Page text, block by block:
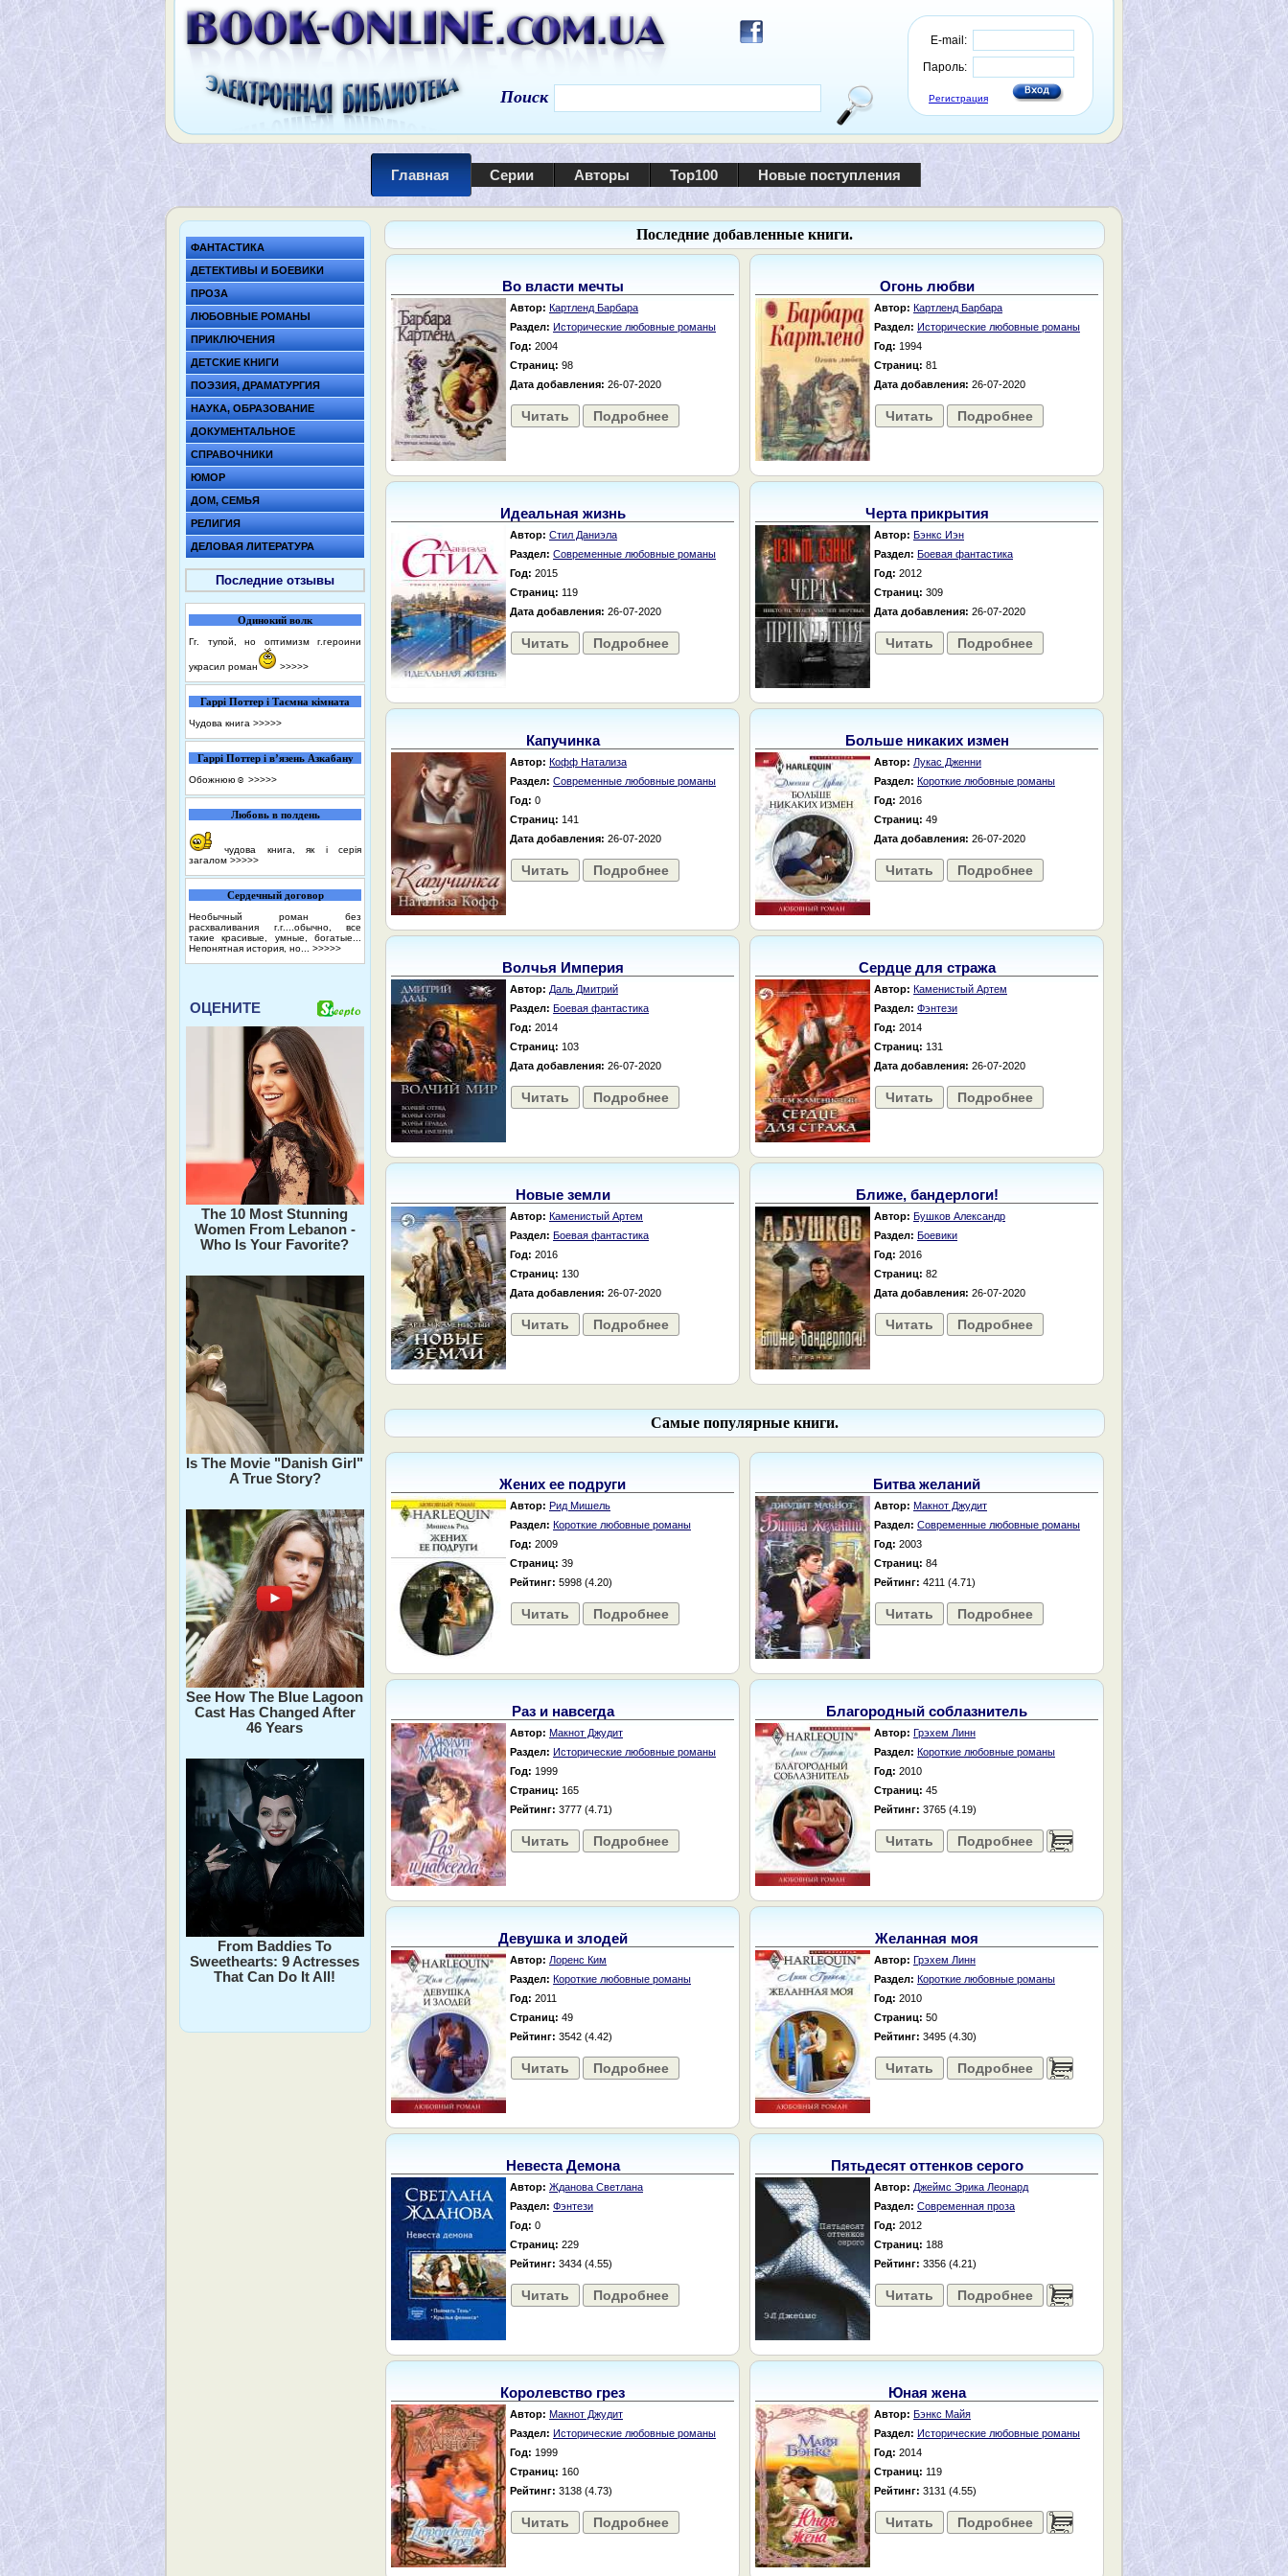
E-mail:
Пароль:
Регистрация
Поиск
Главная Серии Авторы Top100 Новые поступления
ФАНТАСТИКА
ДЕТЕКТИВЫ И БОЕВИКИ
ПРОЗА
ЛЮБОВНЫЕ РОМАНЫ
ПРИКЛЮЧЕНИЯ
ДЕТСКИЕ КНИГИ
ПОЭЗИЯ, ДРАМАТУРГИЯ
НАУКА, ОБРАЗОВАНИЕ
ДОКУМЕНТАЛЬНОЕ
СПРАВОЧНИКИ
ЮМОР
ДОМ, СЕМЬЯ
РЕЛИГИЯ
ДЕЛОВАЯ ЛИТЕРАТУРА
Последние отзывы
Одинокий волк
Гг. тупой, но оптимизм г.героини
украсил роман >>>>>
Гаррі Поттер і Таємна кімната
Чудова книга >>>>>
Гаррі Поттер і в’язень Азкабану
Обожнюю☺️ >>>>>
Любовь в полдень
чудова книга, як і серія
загалом >>>>>
Сердечный договор
Необычный роман без
расхваливания г.г....обычно, все
такие красивые, умные, богатые...
Непонятная история, но... >>>>>
ОЦЕНИТЕ
The 10 Most Stunning
Women From Lebanon -
Who Is Your Favorite?
Is The Movie "Danish Girl"
A True Story?
See How The Blue Lagoon
Cast Has Changed After
46 Years
From Baddies To
Sweethearts: 9 Actresses
That Can Do It All!
Последние добавленные книги.
Во власти мечты
Автор: Картленд Барбара
Раздел: Исторические любовные романы
Год: 2004
Страниц: 98
Дата добавления: 26-07-2020
Читать Подробнее
Огонь любви
Автор: Картленд Барбара
Раздел: Исторические любовные романы
Год: 1994
Страниц: 81
Дата добавления: 26-07-2020
Читать Подробнее
Идеальная жизнь
Автор: Стил Даниэла
Раздел: Современные любовные романы
Год: 2015
Страниц: 119
Дата добавления: 26-07-2020
Читать Подробнее
Черта прикрытия
Автор: Бэнкс Иэн
Раздел: Боевая фантастика
Год: 2012
Страниц: 309
Дата добавления: 26-07-2020
Читать Подробнее
Капучинка
Автор: Кофф Натализа
Раздел: Современные любовные романы
Год: 0
Страниц: 141
Дата добавления: 26-07-2020
Читать Подробнее
Больше никаких измен
Автор: Лукас Дженни
Раздел: Короткие любовные романы
Год: 2016
Страниц: 49
Дата добавления: 26-07-2020
Читать Подробнее
Волчья Империя
Автор: Даль Дмитрий
Раздел: Боевая фантастика
Год: 2014
Страниц: 103
Дата добавления: 26-07-2020
Читать Подробнее
Сердце для стража
Автор: Каменистый Артем
Раздел: Фэнтези
Год: 2014
Страниц: 131
Дата добавления: 26-07-2020
Читать Подробнее
Новые земли
Автор: Каменистый Артем
Раздел: Боевая фантастика
Год: 2016
Страниц: 130
Дата добавления: 26-07-2020
Читать Подробнее
Ближе, бандерлоги!
Автор: Бушков Александр
Раздел: Боевики
Год: 2016
Страниц: 82
Дата добавления: 26-07-2020
Читать Подробнее
Самые популярные книги.
Жених ее подруги
Автор: Рид Мишель
Раздел: Короткие любовные романы
Год: 2009
Страниц: 39
Рейтинг: 5998 (4.20)
Читать Подробнее
Битва желаний
Автор: Макнот Джудит
Раздел: Современные любовные романы
Год: 2003
Страниц: 84
Рейтинг: 4211 (4.71)
Читать Подробнее
Раз и навсегда
Автор: Макнот Джудит
Раздел: Исторические любовные романы
Год: 1999
Страниц: 165
Рейтинг: 3777 (4.71)
Читать Подробнее
Благородный соблазнитель
Автор: Грэхем Линн
Раздел: Короткие любовные романы
Год: 2010
Страниц: 45
Рейтинг: 3765 (4.19)
Читать Подробнее ......
Девушка и злодей
Автор: Лоренс Ким
Раздел: Короткие любовные романы
Год: 2011
Страниц: 49
Рейтинг: 3542 (4.42)
Читать Подробнее
Желанная моя
Автор: Грэхем Линн
Раздел: Короткие любовные романы
Год: 2010
Страниц: 50
Рейтинг: 3495 (4.30)
Читать Подробнее ......
Невеста Демона
Автор: Жданова Светлана
Раздел: Фэнтези
Год: 0
Страниц: 229
Рейтинг: 3434 (4.55)
Читать Подробнее
Пятьдесят оттенков серого
Автор: Джеймс Эрика Леонард
Раздел: Современная проза
Год: 2012
Страниц: 188
Рейтинг: 3356 (4.21)
Читать Подробнее ......
Королевство грез
Автор: Макнот Джудит
Раздел: Исторические любовные романы
Год: 1999
Страниц: 160
Рейтинг: 3138 (4.73)
Читать Подробнее
Юная жена
Автор: Бэнкс Майя
Раздел: Исторические любовные романы
Год: 2014
Страниц: 119
Рейтинг: 3131 (4.55)
Читать Подробнее ......